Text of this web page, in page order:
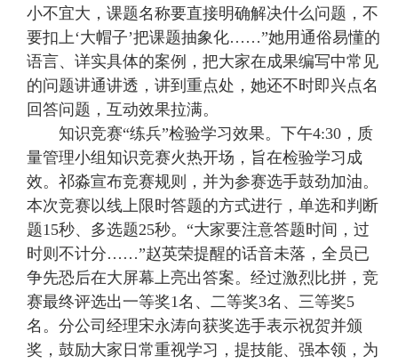
小不宜大，课题名称要直接明确解决什么问题，不
要扣上‘大帽子’把课题抽象化……”她用通俗易懂的
语言、详实具体的案例，把大家在成果编写中常见
的问题讲通讲透，讲到重点处，她还不时即兴点名
回答问题，互动效果拉满。
知识竞赛“练兵”检验学习效果。下午4:30，质
量管理小组知识竞赛火热开场，旨在检验学习成
效。祁淼宣布竞赛规则，并为参赛选手鼓劲加油。
本次竞赛以线上限时答题的方式进行，单选和判断
题15秒、多选题25秒。“大家要注意答题时间，过
时则不计分……”赵英荣提醒的话音未落，全员已
争先恐后在大屏幕上亮出答案。经过激烈比拼，竞
赛最终评选出一等奖1名、二等奖3名、三等奖5
名。分公司经理宋永涛向获奖选手表示祝贺并颁
奖，鼓励大家日常重视学习，提技能、强本领，为